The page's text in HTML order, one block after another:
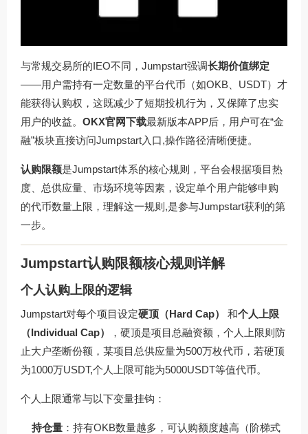
与常规交易所的IEO不同，Jumpstart强调长期价值绑定
——用户需持有一定数量的平台代币（如OKB、USDT）才
能获得认购权，这既减少了短期投机行为，又保障了忠实
用户的收益。 OKX官网下载最新版本APP后，用户可在“金
融”板块直接访问Jumpstart入口,操作路径清晰便捷。
认购限额是Jumpstart体系的核心规则，平台会根据项目热
度、总供应量、市场环境等因素，设定单个用户能够申购
的代币数量上限，理解这一规则,是参与Jumpstart获利的第
一步。
Jumpstart认购限额核心规则详解
个人认购上限的逻辑
Jumpstart对每个项目设定硬顶（Hard Cap） 和个人上限
（Individual Cap）
，硬顶是项目总融资额，个人上限则防
止大户垄断份额，某项目总供应量为500万枚代币，若硬顶
为1000万USDT,个人上限可能为5000USDT等值代币。
个人上限通常与以下变量挂钩：
持仓量 ：持有OKB数量越多，可认购额度越高（阶梯式